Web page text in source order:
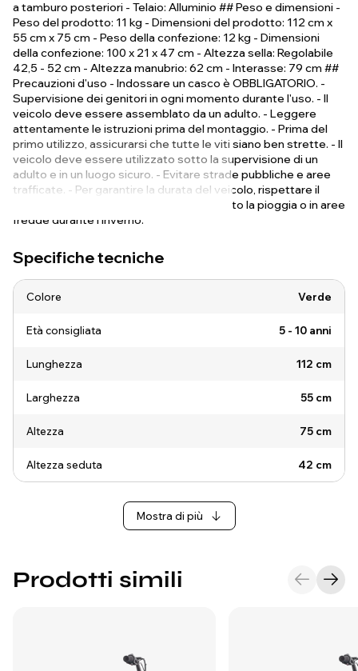
a tamburo posteriori - Telaio: Alluminio ## Peso e dimensioni -
Peso del prodotto: 11 kg - Dimensioni del prodotto: 112 cm x
55 cm x 75 cm - Peso della confezione: 12 kg - Dimensioni
della confezione: 100 x 21 x 47 cm - Altezza sella: Regolabile
42,5 - 52 cm - Altezza manubrio: 62 cm - Interasse: 79 cm ##
Precauzioni d'uso - Indossare un casco è OBBLIGATORIO. -
Supervisione dei genitori in ogni momento durante l'uso. - Il
veicolo deve essere assemblato da un adulto. - Leggere
attentamente le istruzioni prima del montaggio. - Prima del
primo utilizzo, assicurarsi che tutte le viti siano ben strette. - Il
veicolo deve essere utilizzato sotto la supervisione di un
adulto e in un luogo sicuro. - Evitare strade pubbliche e aree
trafficate. - Per garantire la durata del veicolo, rispettare il
limite di peso. - Non lasciare il veicolo sotto la pioggia o in aree
fredde durante l'inverno.
Specifiche tecniche
Colore Verde
Età consigliata 5 - 10 anni
Lunghezza 112 cm
Larghezza 55 cm
Altezza 75 cm
Altezza seduta 42 cm
Mostra di più
Prodotti simili